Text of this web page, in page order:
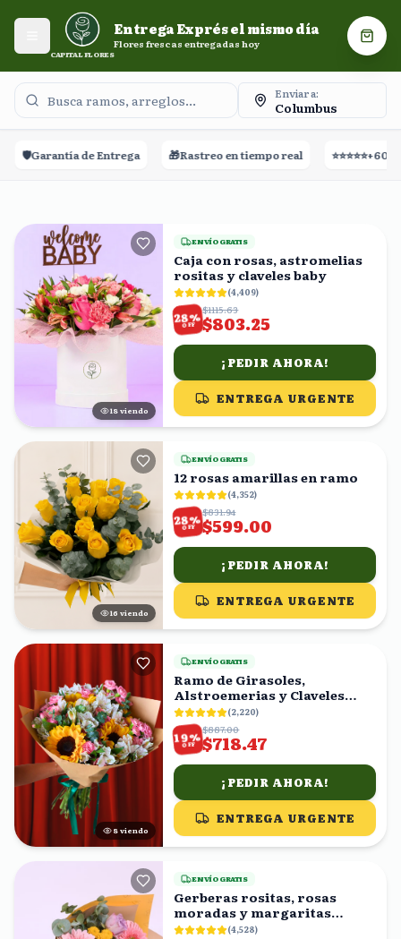
Entrega Exprés el mismo día. Flores frescas entregadas
Abrir menú
CAPITAL FLORES
Entrega Exprés el mismo día
Flores frescas entregadas hoy
Enviar a:
Columbus
Entrega 🎁Rastreo en tiempo real ⭐⭐⭐⭐⭐+60,000 Reseñas
19 viendo
ENVÍO GRATIS
Caja con rosas, astromelias
rositas y claveles baby
(4,409)
28%
OFF
$1115.63
$803.25
¡PEDIR AHORA!
ENTREGA URGENTE
16 viendo
ENVÍO GRATIS
12 rosas amarillas en ramo
(4,352)
28%
OFF
$831.94
$599.00
¡PEDIR AHORA!
ENTREGA URGENTE
9 viendo
ENVÍO GRATIS
Ramo de Girasoles,
Alstroemerias y Claveles
Rosas
(2,220)
19%
OFF
$887.00
$718.47
¡PEDIR AHORA!
ENTREGA URGENTE
ENVÍO GRATIS
Gerberas rositas, rosas
moradas y margaritas
amarillas en ramo
(4,528)